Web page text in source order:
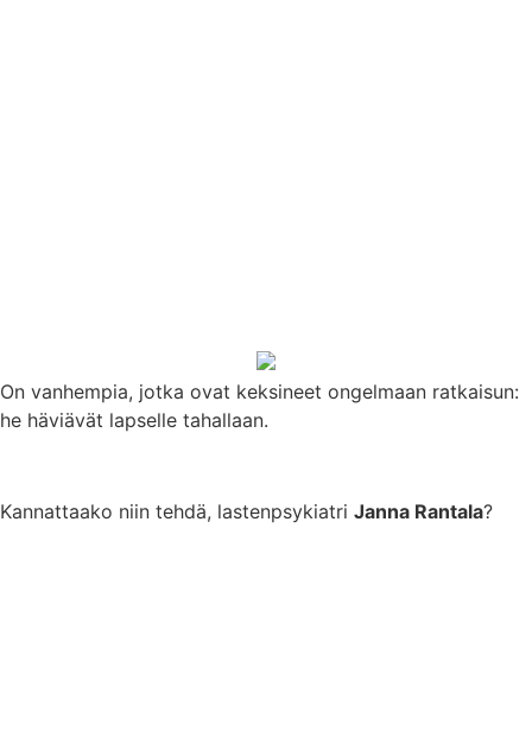
On vanhempia, jotka ovat keksineet ongelmaan ratkaisun:
he häviävät lapselle tahallaan.
Kannattaako niin tehdä, lastenpsykiatri Janna Rantala?